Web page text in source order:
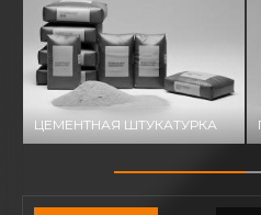
ЦЕМЕНТНАЯ ШТУКАТУРКА